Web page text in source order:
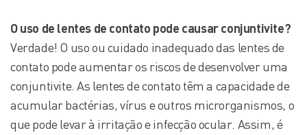
O uso de lentes de contato pode causar conjuntivite?
Verdade! O uso ou cuidado inadequado das lentes de
contato pode aumentar os riscos de desenvolver uma
conjuntivite. As lentes de contato têm a capacidade de
acumular bactérias, vírus e outros microrganismos, o
que pode levar à irritação e infecção ocular. Assim, é